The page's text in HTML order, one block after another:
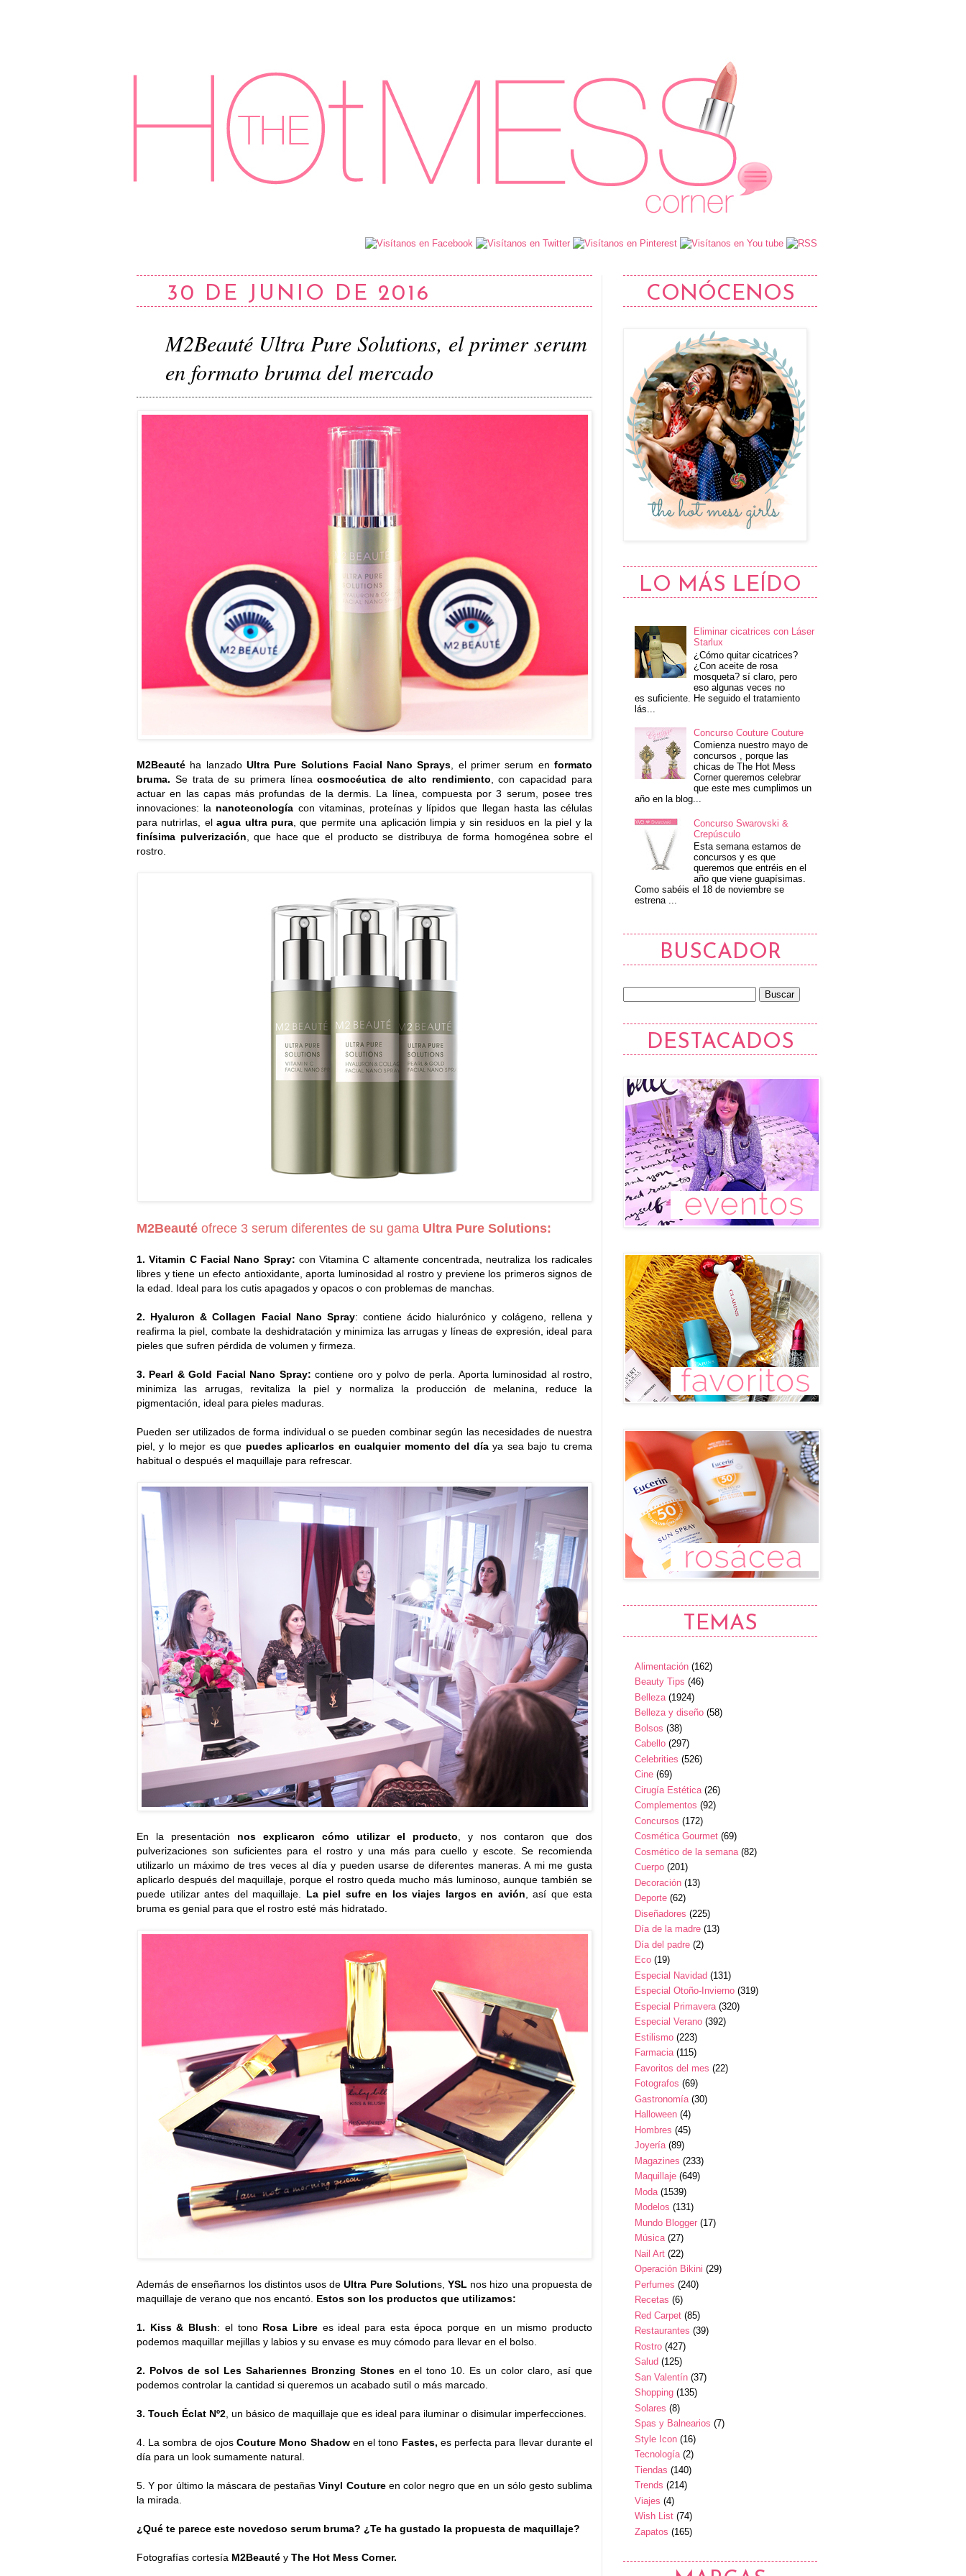
30 DE JUNIO DE 2016
M2Beauté Ultra Pure Solutions, el primer serum
en formato bruma del mercado
M2Beauté ha lanzadoUltra Pure Solutions Facial Nano Sprays , el primer serum enformato
bruma. Se trata de su primera línea cosmocéutica de alto rendimiento , con capacidad para
actuar en las capas más profundas de la dermis. La línea, compuesta por 3 serum, posee tres
innovaciones: la nanotecnología con vitaminas, proteínas y lípidos que llegan hasta las células
para nutrirlas,
elagua ultra pura, que permite una aplicación limpia y sin residuos en la piel y la
finísima pulverización , que hace que el producto se distribuya de forma homogénea sobre el
rostro.
M2Beauté ofrece 3 serum diferentes de su gama Ultra Pure Solutions:
1. Vitamin C Facial Nano Spray: con Vitamina C altamente concentrada, neutraliza los radicales
libres y tiene un efecto antioxidante, aporta luminosidad al rostro y previene los primeros signos de
la edad. Ideal para los cutis apagados y opacos o con problemas de manchas.
2. Hyaluron & Collagen Facial Nano Spray: contiene ácido hialurónico y colágeno, rellena y
reafirma la piel, combate la deshidratación y minimiza las arrugas y líneas de expresión, ideal para
pieles que sufren pérdida de volumen y firmeza.
3. Pearl & Gold Facial Nano Spray: contiene oro y polvo de perla. Aporta luminosidad al rostro,
minimiza las arrugas, revitaliza la piel y normaliza la producción de melanina, reduce la
pigmentación, ideal para pieles maduras.
Pueden ser utilizados de forma individual o se pueden combinar según las necesidades de nuestra
piel, y lo mejor es que puedes aplicarlos en cualquier momento del díaya sea bajo tu crema
habitual o después el maquillaje para refrescar.
En la presentación nos explicaron cómo utilizar el producto , y nos contaron que dos
pulverizaciones son suficientes para el rostro y una más para cuello y escote. Se recomienda
utilizarlo un máximo de tres veces al día y pueden usarse de diferentes maneras. A mi me gusta
aplicarlo después del maquillaje, porque el rostro queda mucho más luminoso, aunque también se
puede utilizar antes del maquillaje. La piel sufre en los viajes largos en avión , así que esta
bruma es genial para que el rostro esté más hidratado.
Además de enseñarnos los distintos usos deUltra Pure Solutions,YSL nos hizo una propuesta de
maquillaje de verano que nos encantó. Estos son los productos que utilizamos:
1. Kiss & Blush: el tono Rosa Librees ideal para esta época porque en un mismo producto
podemos maquillar mejillas y labios y su envase es muy cómodo para llevar en el bolso.
2. Polvos de sol Les Sahariennes Bronzing Stones en el tono 10. Es un color claro, así que
podemos controlar la cantidad si queremos un acabado sutil o más marcado.
3. Touch Éclat Nº2 , un básico de maquillaje que es ideal para iluminar o disimular imperfecciones.
4. La sombra de ojosCouture Mono Shadow en el tono Fastes, es perfecta para llevar durante el
día para un look sumamente natural.
5. Y por último la máscara de pestañasVinyl Couture en color negro que en un sólo gesto sublima
la mirada.
¿Qué te parece este novedoso serum bruma? ¿Te ha gustado la propuesta de maquillaje?
Fotografías cortesía M2Beauté y The Hot Mess Corner.
CONÓCENOS
LO MÁS LEÍDO
Eliminar cicatrices con Láser
Starlux
¿Cómo quitar cicatrices?
¿Con aceite de rosa
mosqueta? sí claro, pero
eso algunas veces no
es suficiente. He seguido el tratamiento
lás...
Concurso Couture Couture
Comienza nuestro mayo de
concursos , porque las
chicas de The Hot Mess
Corner queremos celebrar
que este mes cumplimos un
año en la blog...
Concurso Swarovski &
Crepúsculo
Esta semana estamos de
concursos y es que
queremos que entréis en el
año que viene guapísimas.
Como sabéis el 18 de noviembre se
estrena ...
BUSCADOR
DESTACADOS
TEMAS
Alimentación (162)
Beauty Tips (46)
Belleza (1924)
Belleza y diseño (58)
Bolsos (38)
Cabello (297)
Celebrities (526)
Cine (69)
Cirugía Estética (26)
Complementos (92)
Concursos (172)
Cosmética Gourmet (69)
Cosmético de la semana (82)
Cuerpo (201)
Decoración (13)
Deporte (62)
Diseñadores (225)
Día de la madre (13)
Día del padre (2)
Eco (19)
Especial Navidad (131)
Especial Otoño-Invierno (319)
Especial Primavera (320)
Especial Verano (392)
Estilismo (223)
Farmacia (115)
Favoritos del mes (22)
Fotografos (69)
Gastronomía (30)
Halloween (4)
Hombres (45)
Joyería (89)
Magazines (233)
Maquillaje (649)
Moda (1539)
Modelos (131)
Mundo Blogger (17)
Música (27)
Nail Art (22)
Operación Bikini (29)
Perfumes (240)
Recetas (6)
Red Carpet (85)
Restaurantes (39)
Rostro (427)
Salud (125)
San Valentín (37)
Shopping (135)
Solares (8)
Spas y Balnearios (7)
Style Icon (16)
Tecnología (2)
Tiendas (140)
Trends (214)
Viajes (4)
Wish List (74)
Zapatos (165)